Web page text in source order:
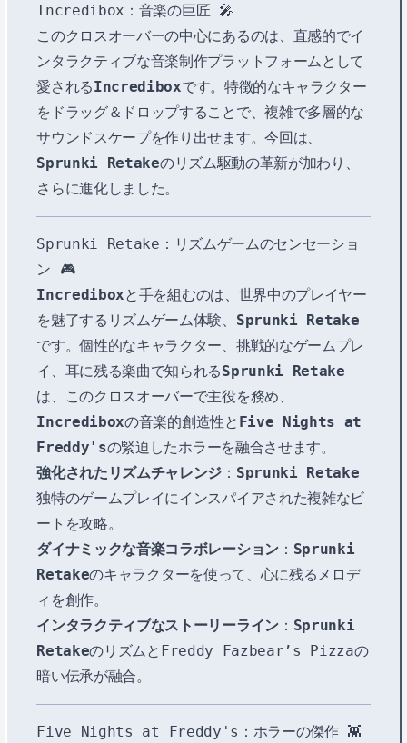
Incredibox：音楽の巨匠 🎤
このクロスオーバーの中心にあるのは、直感的でイ
ンタラクティブな音楽制作プラットフォームとして
愛されるIncrediboxです。特徴的なキャラクター
をドラッグ＆ドロップすることで、複雑で多層的な
サウンドスケープを作り出せます。今回は、
Sprunki Retakeのリズム駆動の革新が加わり、
さらに進化しました。
Sprunki Retake：リズムゲームのセンセーショ
ン 🎮
Incrediboxと手を組むのは、世界中のプレイヤー
を魅了するリズムゲーム体験、 Sprunki Retake
です。個性的なキャラクター、挑戦的なゲームプレ
イ、耳に残る楽曲で知られるSprunki Retake
は、このクロスオーバーで主役を務め、
Incrediboxの音楽的創造性と Five Nights at
Freddy'sの緊迫したホラーを融合させます。
強化されたリズムチャレンジ ： Sprunki Retake
独特のゲームプレイにインスパイアされた複雑なビ
ートを攻略。
ダイナミックな音楽コラボレーション： Sprunki
Retakeのキャラクターを使って、心に残るメロデ
ィを創作。
インタラクティブなストーリーライン： Sprunki
RetakeのリズムとFreddy Fazbear’s Pizzaの
暗い伝承が融合。
Five Nights at Freddy's：ホラーの傑作 👾